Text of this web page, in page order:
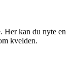
Her kan du nyte en
kvelden.